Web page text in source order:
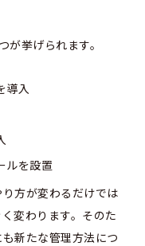
挙げられます。
導入
ルを設置
方が変わるだけでは
変わります。そのた
新たな管理方法につ